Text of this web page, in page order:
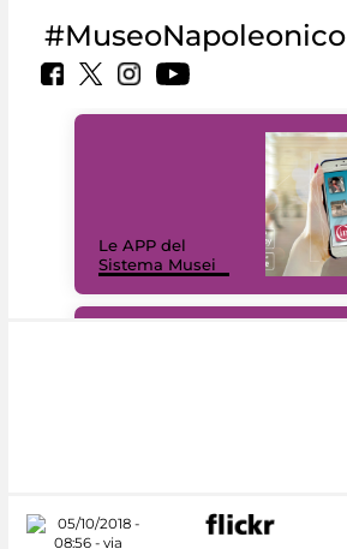
#MuseoNapoleonico
Le APP del
Sistema Musei